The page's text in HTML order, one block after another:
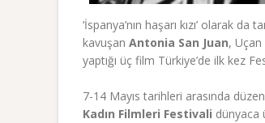
‘İspanya’nın haşarı kızı’ olarak
kavuşan Antonia San Juan, Uçan
yaptığı üç film Türkiye’de ilk kez
7-14 Mayıs tarihleri arasında
Kadın Filmleri Festivali dünyaca